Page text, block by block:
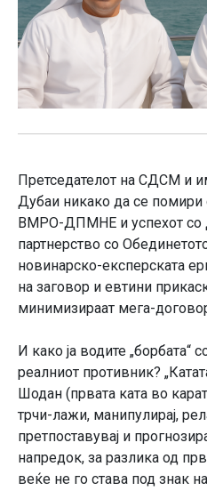
Претседателот на СДСМ и
Дубаи никако да се помири
ВМРО-ДПМНЕ и успехот со
партнерство со
новинарско-експерската
на заговор и евтини
минимизираат мега-
И како ја водите „борбата“
реалниот противник?
Шодан (првата ката во
трчи-лажи, манипулирај,
претпоставувај и
напредок, за разлика од
веќе не го става под знак